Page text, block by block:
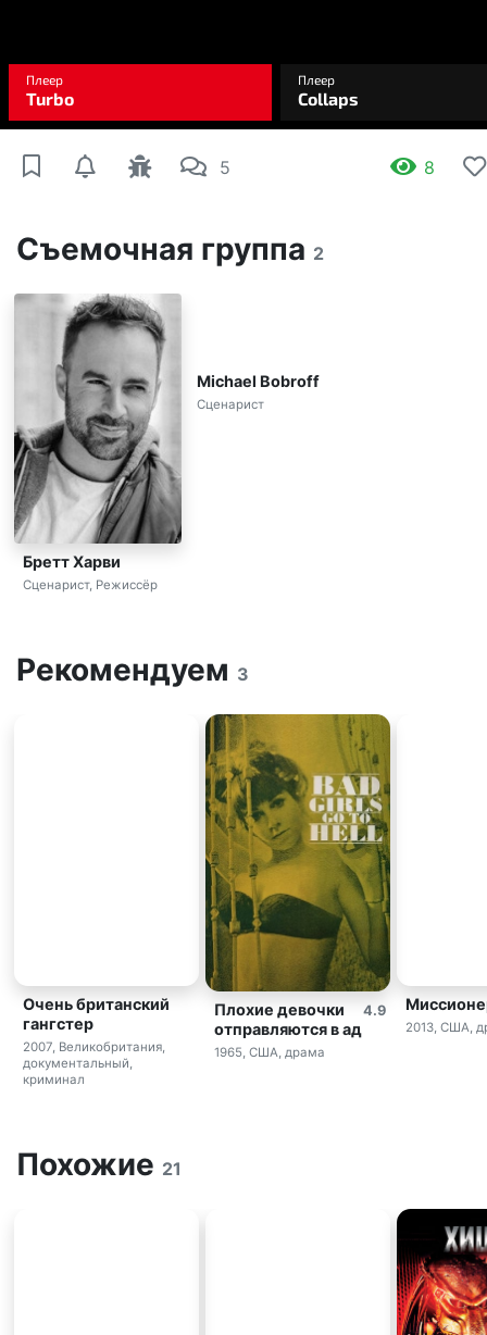
5 8
Съемочная группа 2
Бретт Харви
Сценарист, Режиссёр
Рекомендуем
Очень британский
гангстер
2007, Великобритания,
документальный,
криминал
Плохие девочки
отправляются в ад
1965, США, драма
2013, США,
Похожие